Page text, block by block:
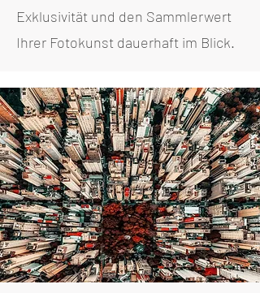
Exklusivität und den Sammlerwert
Ihrer Fotokunst dauerhaft im Blick.